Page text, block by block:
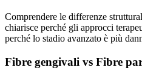
Comprendere le differenze
chiarisce perché gli approcci
perché lo stadio avanzato è più
Fibre gengivali vs Fibre